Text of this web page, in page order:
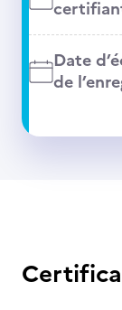
Date
de